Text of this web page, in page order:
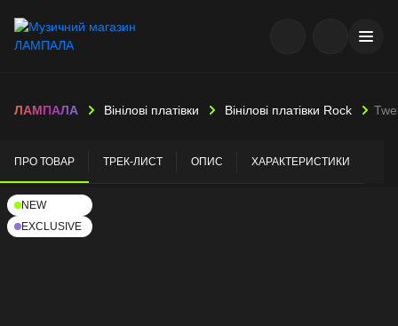
ЛАМПАЛА Вінілові платівки Вінілові платівки Rock
ПРО ТОВАР ТРЕК-ЛИСТ ОПИС ХАРАКТЕРИСТИКИ
NEW
EXCLUSIVE